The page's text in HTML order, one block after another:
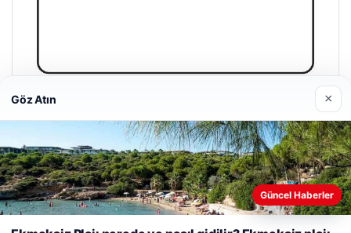
Enes Kaplan Avukatlık Bürosu
Web sitemizi nasıl kullandığınızı daha iyi anlayabilmek,
Göz Atın ×
Güncel Haberler